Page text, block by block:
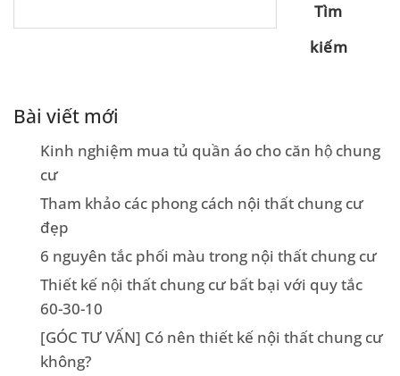
Tìm
kiếm
Bài viết mới
Kinh nghiệm mua tủ quần áo cho căn hộ chung
cư
Tham khảo các phong cách nội thất chung cư
đẹp
6 nguyên tắc phối màu trong nội thất chung cư
Thiết kế nội thất chung cư bất bại với quy tắc
60-30-10
[GÓC TƯ VẤN] Có nên thiết kế nội thất chung cư
không?